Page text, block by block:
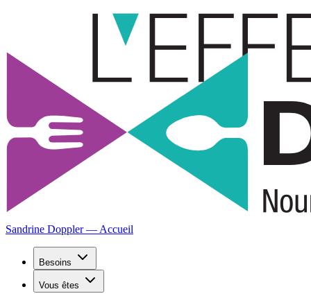
Sandrine Doppler — Accueil
Besoins
Vous êtes